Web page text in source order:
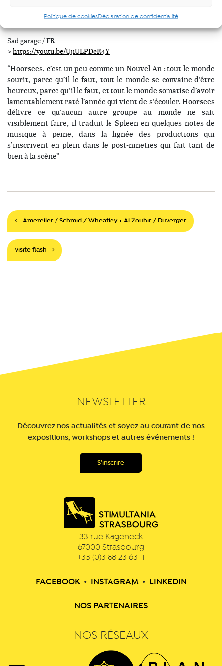
Politique de cookiesDéclaration de confidentialité
HOORSEES
Sad garage / FR
>https://youtu.be/UjiULPDcR4Y
“Hoorsees, c’est un peu comme un Nouvel An : tout le monde
sourit, parce qu’il le faut, tout le monde se convainc d’être
heureux, parce qu’il le faut, et tout le monde somatise d’avoir
lamentablement raté l’année qui vient de s’écouler. Hoorsees
délivre ce qu’aucun autre groupe au monde ne sait
visiblement faire, il traduit le Spleen en quelques notes de
musique à peine, dans la lignée des productions qui
s’inscrivent en plein dans le post-nineties qui fait tant de
bien à la scène”
Navigation
Amereller / Schmid / Wheatley + Al Zouhir / Duverger
visite flash
NEWSLETTER
Découvrez nos actualités et soyez au courant de nos
expositions, workshops et autres événements !
33 rue Kageneck
67000 Strasbourg
+33 (0)3 88 23 63 11
FACEBOOK • INSTAGRAM • LINKEDIN
NOS PARTENAIRES
NOS RÉSEAUX